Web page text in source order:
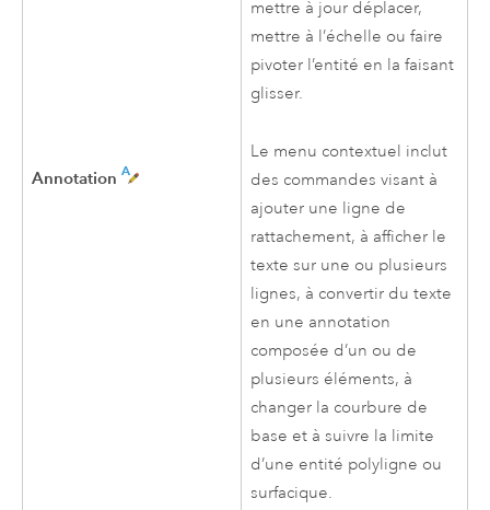
Annotation
mettre à jour déplacer,
mettre à l’échelle ou faire
pivoter l’entité en la faisant
glisser.
Le menu contextuel inclut
des commandes visant à
ajouter une ligne de
rattachement, à afficher le
texte sur une ou plusieurs
lignes, à convertir du texte
en une annotation
composée d’un ou de
plusieurs éléments, à
changer la courbure de
base et à suivre la limite
d’une entité polyligne ou
surfacique.